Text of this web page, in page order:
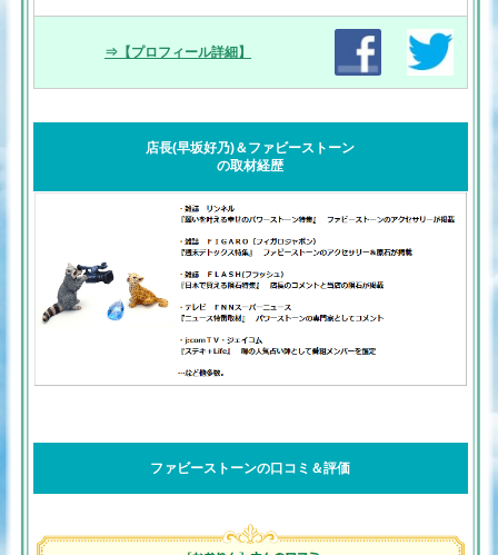
⇒【プロフィール詳細】
店長(早坂好乃)＆ファビーストーン
の取材経歴
ファビーストーンの口コミ＆評価